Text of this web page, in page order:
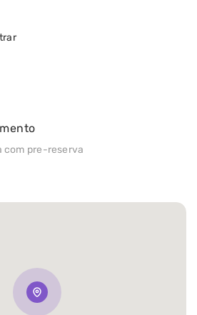
com pre-reserva